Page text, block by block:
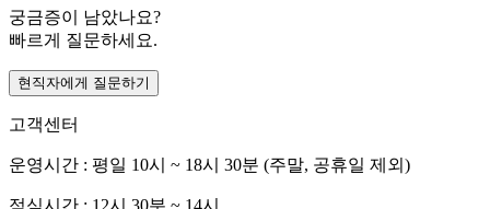
궁금증이 남았나요?
빠르게 질문하세요.
현직자에게 질문하기
고객센터
운영시간 : 평일 10시 ~ 18시 30분 (주말, 공휴일 제외)